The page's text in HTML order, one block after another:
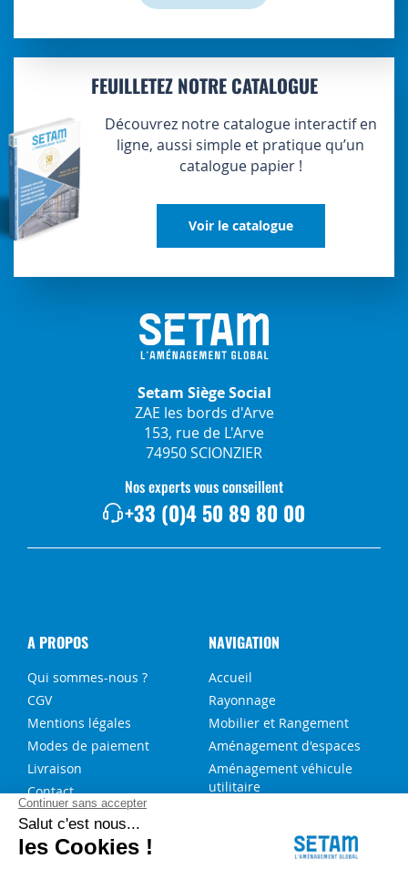
FEUILLETEZ NOTRE CATALOGUE
Découvrez notre catalogue interactif en
ligne, aussi simple et pratique qu’un
catalogue papier !
Voir le catalogue
Setam Siège Social
ZAE les bords d'Arve
153, rue de L'Arve
74950 SCIONZIER
Nos experts vous conseillent
+33 (0)4 50 89 80 00
A PROPOS
Qui sommes-nous ?
CGV
Mentions légales
Modes de paiement
Livraison
Contact
NAVIGATION
Accueil
Rayonnage
Mobilier et Rangement
Aménagement d'espaces
Aménagement véhicule
utilitaire
NOS SERVICES